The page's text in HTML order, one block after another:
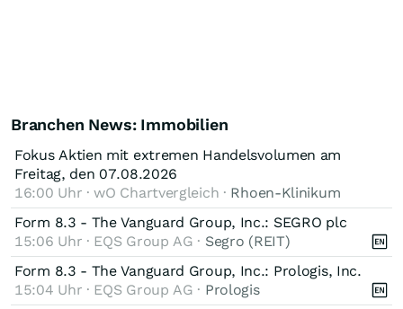
Branchen News: Immobilien
Fokus Aktien mit extremen Handelsvolumen am
Freitag, den 07.08.2026
16:00 Uhr · wO Chartvergleich · Rhoen-Klinikum
Form 8.3 - The Vanguard Group, Inc.: SEGRO plc
15:06 Uhr · EQS Group AG · Segro (REIT)
Form 8.3 - The Vanguard Group, Inc.: Prologis, Inc.
15:04 Uhr · EQS Group AG · Prologis